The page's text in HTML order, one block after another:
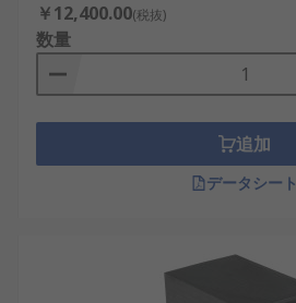
￥12,400.00(税抜)
数量
追加
データシート